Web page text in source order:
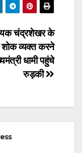
चंद्रशेखर के
शोक व्यक्त करने
धामी पहुंचे
रुड़की